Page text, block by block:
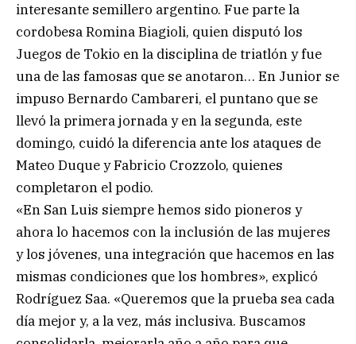
interesante semillero argentino. Fue parte la
cordobesa Romina Biagioli, quien disputó los
Juegos de Tokio en la disciplina de triatlón y fue
una de las famosas que se anotaron… En Junior se
impuso Bernardo Cambareri, el puntano que se
llevó la primera jornada y en la segunda, este
domingo, cuidó la diferencia ante los ataques de
Mateo Duque y Fabricio Crozzolo, quienes
completaron el podio.
«En San Luis siempre hemos sido pioneros y
ahora lo hacemos con la inclusión de las mujeres
y los jóvenes, una integración que hacemos en las
mismas condiciones que los hombres», explicó
Rodríguez Saa. «Queremos que la prueba sea cada
día mejor y, a la vez, más inclusiva. Buscamos